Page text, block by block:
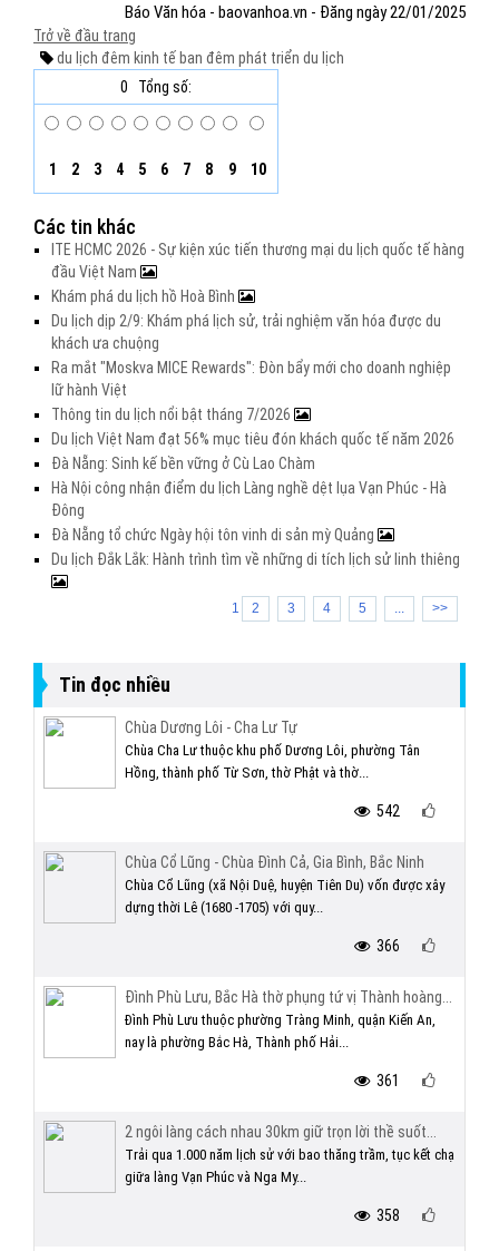
Báo Văn hóa - baovanhoa.vn - Đăng ngày 22/01/2025
Trở về đầu trang
du lịch đêm kinh tế ban đêm phát triển du lịch
0
Tổng số:
1 2 3 4 5 6 7 8 9 10
Các tin khác
ITE HCMC 2026 - Sự kiện xúc tiến thương mại du lịch quốc tế hàng
đầu Việt Nam
Khám phá du lịch hồ Hoà Bình
Du lịch dịp 2/9: Khám phá lịch sử, trải nghiệm văn hóa được du
khách ưa chuộng
Ra mắt "Moskva MICE Rewards": Đòn bẩy mới cho doanh nghiệp
lữ hành Việt
Thông tin du lịch nổi bật tháng 7/2026
Du lịch Việt Nam đạt 56% mục tiêu đón khách quốc tế năm 2026
Đà Nẵng: Sinh kế bền vững ở Cù Lao Chàm
Hà Nội công nhận điểm du lịch Làng nghề dệt lụa Vạn Phúc - Hà
Đông
Đà Nẵng tổ chức Ngày hội tôn vinh di sản mỳ Quảng
Du lịch Đắk Lắk: Hành trình tìm về những di tích lịch sử linh thiêng
1 2 3 4 5 ... >>
Tin đọc nhiều
Chùa Dương Lôi - Cha Lư Tự
Chùa Cha Lư thuộc khu phố Dương Lôi, phường Tân
Hồng, thành phố Từ Sơn, thờ Phật và thờ...
542
Chùa Cổ Lũng - Chùa Đình Cả, Gia Bình, Bắc Ninh
Chùa Cổ Lũng (xã Nội Duệ, huyện Tiên Du) vốn được xây
dựng thời Lê (1680 -1705) với quy...
366
Đình Phù Lưu, Bắc Hà thờ phụng tứ vị Thành hoàng...
Đình Phù Lưu thuộc phường Tràng Minh, quận Kiến An,
nay là phường Bắc Hà, Thành phố Hải...
361
2 ngôi làng cách nhau 30km giữ trọn lời thề suốt...
Trải qua 1.000 năm lịch sử với bao thăng trầm, tục kết chạ
giữa làng Vạn Phúc và Nga My...
358